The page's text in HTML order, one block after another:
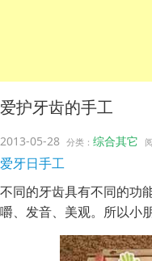
爱护牙齿的手工
2013-05-28 分类： 综合其它
爱牙日手工
不同的牙齿具有不同的功
嚼、发音、美观。所以小